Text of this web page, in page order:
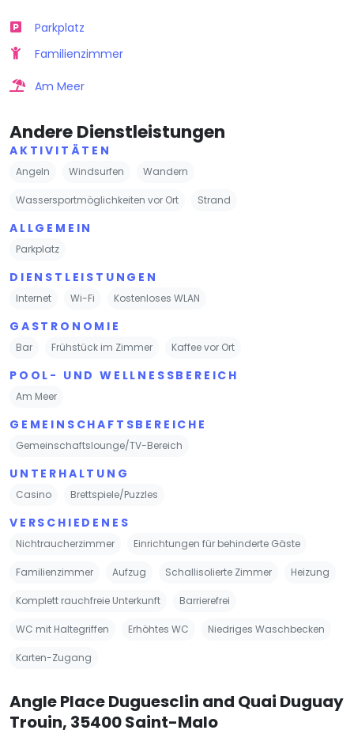
Parkplatz
Familienzimmer
Am Meer
Andere Dienstleistungen
AKTIVITÄTEN
Angeln Windsurfen Wandern
Wassersportmöglichkeiten vor Ort Strand
ALLGEMEIN
Parkplatz
DIENSTLEISTUNGEN
Internet Wi-Fi Kostenloses WLAN
GASTRONOMIE
Bar Frühstück im Zimmer Kaffee vor Ort
POOL- UND WELLNESSBEREICH
Am Meer
GEMEINSCHAFTSBEREICHE
Gemeinschaftslounge/TV-Bereich
UNTERHALTUNG
Casino Brettspiele/Puzzles
VERSCHIEDENES
Nichtraucherzimmer Einrichtungen für behinderte Gäste
Familienzimmer Aufzug Schallisolierte Zimmer Heizung
Komplett rauchfreie Unterkunft Barrierefrei
WC mit Haltegriffen Erhöhtes WC Niedriges Waschbecken
Karten-Zugang
Angle Place Duguesclin and Quai Duguay
Trouin, 35400 Saint-Malo